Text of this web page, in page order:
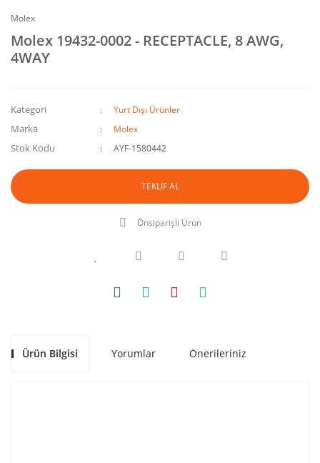
Molex
Molex 19432-0002 - RECEPTACLE, 8 AWG,
4WAY
Kategori Yurt Dışı Ürünler
Marka Molex
Stok Kodu AYF-1580442
TEKLİF AL
Önsiparişli Ürün
Ürün Bilgisi Yorumlar Önerileriniz